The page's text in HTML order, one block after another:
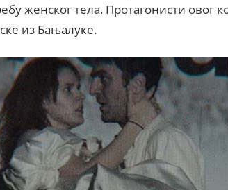
женског тела. Протагонисти овог
из Бањалуке.